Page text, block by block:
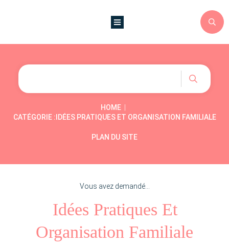
HOME |
CATÉGORIE :IDÉES PRATIQUES ET ORGANISATION FAMILIALE
PLAN DU SITE
Vous avez demandé...
Idées Pratiques Et
Organisation Familiale